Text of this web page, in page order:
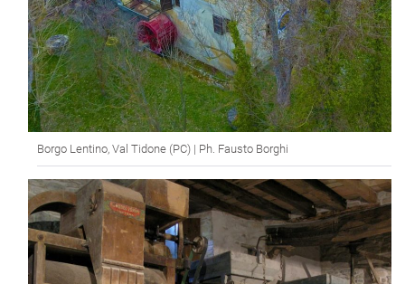
Borgo Lentino, Val Tidone (PC) | Ph. Fausto Borghi